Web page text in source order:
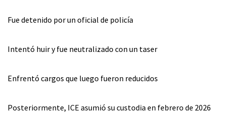
Fue detenido por un oficial de policía
Intentó huir y fue neutralizado con un taser
Enfrentó cargos que luego fueron reducidos
Posteriormente, ICE asumió su custodia en febrero de 2026